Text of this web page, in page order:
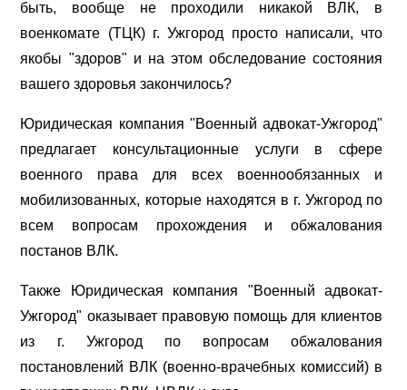
быть, вообще не проходили никакой ВЛК, в
военкомате (ТЦК) г. Ужгород просто написали, что
якобы "здоров" и на этом обследование состояния
вашего здоровья закончилось?
Юридическая компания "Военный адвокат-Ужгород"
предлагает консультационные услуги в сфере
военного права для всех военнообязанных и
мобилизованных, которые находятся в г. Ужгород по
всем вопросам прохождения и обжалования
постанов ВЛК.
Также Юридическая компания "Военный адвокат-
Ужгород" оказывает правовую помощь для клиентов
из г. Ужгород по вопросам обжалования
постановлений ВЛК (военно-врачебных комиссий) в